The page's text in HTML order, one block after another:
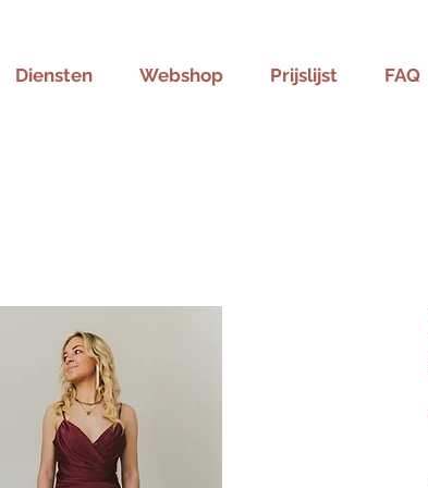
Diensten Webshop Prijslijst FAQ